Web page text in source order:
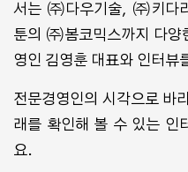
서는 ㈜다우기술, ㈜키다
툰의 ㈜봄코믹스까지 다양
영인 김영훈 대표와 인터뷰
전문경영인의 시각으로 바
래를 확인해 볼 수 있는 인
요.